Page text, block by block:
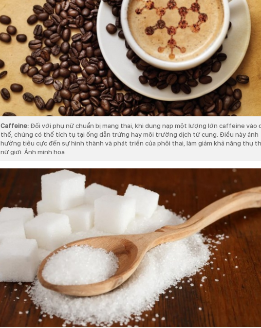
Caffeine: Đối với phụ nữ chuẩn bị mang thai, khi dung nạp một lượng lớn caffeine vào
thể, chúng có thể tích tụ tại ống dẫn trứng hay môi trường dịch tử cung. Điều này ảnh
hưởng tiêu cực đến sự hình thành và phát triển của phôi thai, làm giảm khả năng thụ
nữ giới. Ảnh minh họa